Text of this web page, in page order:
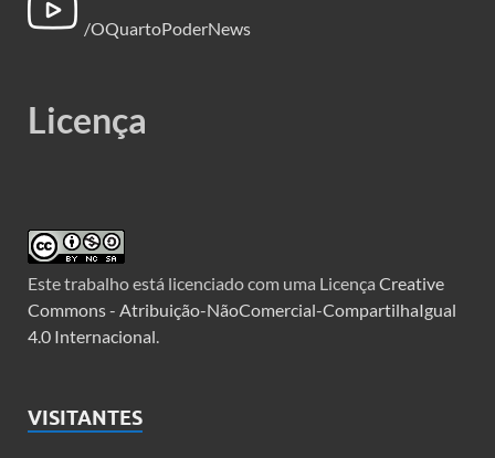
/OQuartoPoderNews
Licença
Este trabalho está licenciado com uma Licença Creative
Commons - Atribuição-NãoComercial-CompartilhaIgual
4.0 Internacional.
VISITANTES